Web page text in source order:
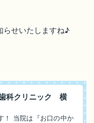
らせいたしますね♪
科クリニック 横
！ 当院は『お口の中か